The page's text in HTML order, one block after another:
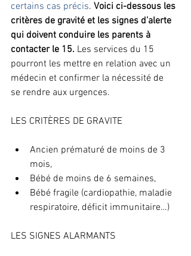
certains cas précis. Voici ci-dessous les
critères de gravité et les signes d’alerte
qui doivent conduire les parents à
contacter le 15. Les services du 15
pourront les mettre en relation avec un
médecin et confirmer la nécessité de
se rendre aux urgences.
LES CRITÈRES DE GRAVITE
Ancien prématuré de moins de 3
mois,
Bébé de moins de 6 semaines,
Bébé fragile (cardiopathie, maladie
respiratoire, déficit immunitaire…)
LES SIGNES ALARMANTS